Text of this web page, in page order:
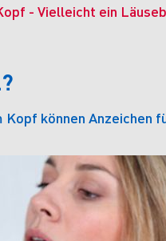
- Vielleicht ein
können Anzeichen